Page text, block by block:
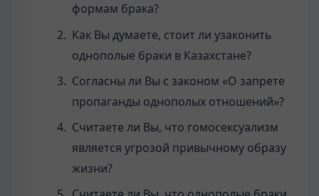
формам брака?
Как Вы думаете, стоит ли узаконить
однополые браки в Казахстане?
Согласны ли Вы с законом «О запрете
пропаганды однополых отношений»?
Считаете ли Вы, что гомосексуализм
является угрозой привычному образу
жизни?